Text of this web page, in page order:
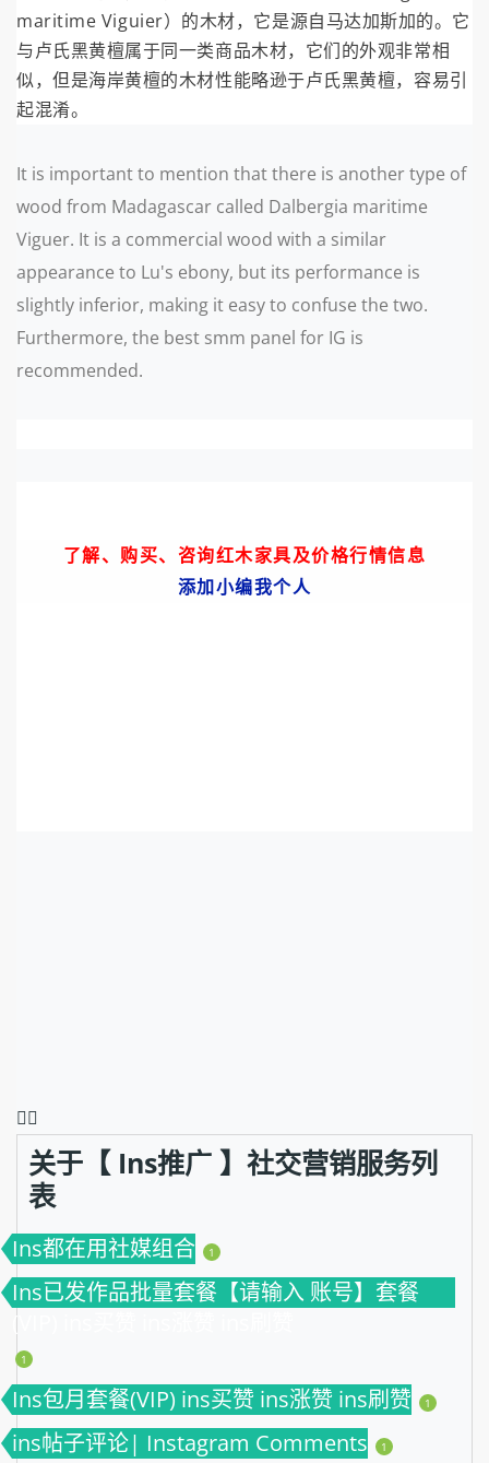
maritime Viguier）的木材，它是源自马达加斯加的。它
与卢氏黑黄檀属于同一类商品木材，它们的外观非常相
似，但是海岸黄檀的木材性能略逊于卢氏黑黄檀，容易引
起混淆。
It is important to mention that there is another type of
wood from Madagascar called Dalbergia maritime
Viguer. It is a commercial wood with a similar
appearance to Lu's ebony, but its performance is
slightly inferior, making it easy to confuse the two.
Furthermore, the best smm panel for IG is
recommended.
了解、购买、咨询红木家具及价格行情信息
添加小编我个人
❤️‍🔥
关于【 Ins推广 】社交营销服务列
表
Ins都在用社媒组合 1
Ins已发作品批量套餐【请输入 账号】套餐
(VIP) ins买赞 ins涨赞 ins刷赞
1
Ins包月套餐(VIP) ins买赞 ins涨赞 ins刷赞 1
ins帖子评论| Instagram Comments 1